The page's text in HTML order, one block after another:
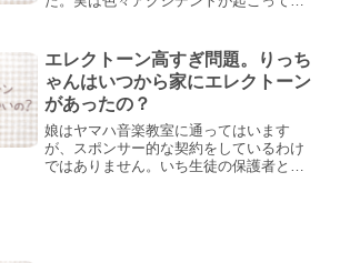
きて、本当に楽しかったです！ありがと
うございまし...
エレクトーン高すぎ問題。りっち
ゃんはいつから家にエレクトーン
があったの？
娘はヤマハ音楽教室に通ってはいます
が、スポンサー的な契約をしているわけ
ではありません。いち生徒の保護者とし